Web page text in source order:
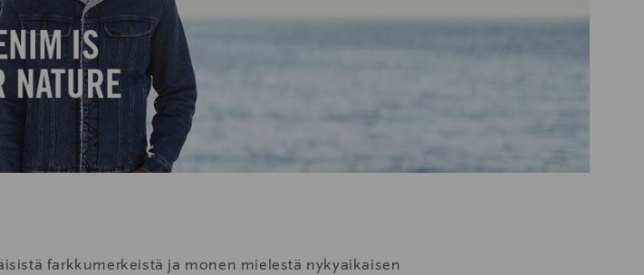
farkkumerkeistä ja monen mielestä nykyaikaisen